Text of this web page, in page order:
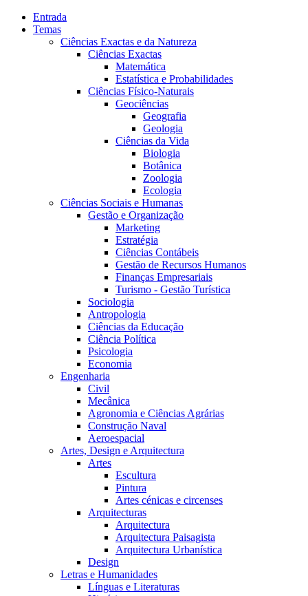
Entrada
Temas
Ciências Exactas e da Natureza
Ciências Exactas
Matemática
Estatística e Probabilidades
Ciências Físico-Naturais
Geociências
Geografia
Geologia
Ciências da Vida
Biologia
Botânica
Zoologia
Ecologia
Ciências Sociais e Humanas
Gestão e Organização
Marketing
Estratégia
Ciências Contábeis
Gestão de Recursos Humanos
Finanças Empresariais
Turismo - Gestão Turística
Sociologia
Antropologia
Ciências da Educação
Ciência Política
Psicologia
Economia
Engenharia
Civil
Mecânica
Agronomia e Ciências Agrárias
Construção Naval
Aeroespacial
Artes, Design e Arquitectura
Artes
Escultura
Pintura
Artes cénicas e circenses
Arquitecturas
Arquitectura
Arquitectura Paisagista
Arquitectura Urbanística
Design
Letras e Humanidades
Línguas e Literaturas